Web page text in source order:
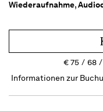
Wiederaufnahme,
€75 68
Informationen zur